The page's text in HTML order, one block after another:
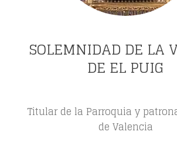
SOLEMNIDAD DE LA
DE EL PUIG
Titular de la Parroquia y
de Valencia